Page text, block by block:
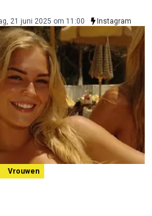
21 juni 2025 om 11:00 Instagram
Vrouwen